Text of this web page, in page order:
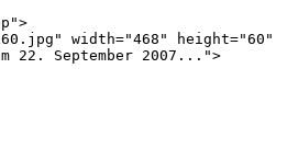
width="468" height="60"
22. September 2007...">